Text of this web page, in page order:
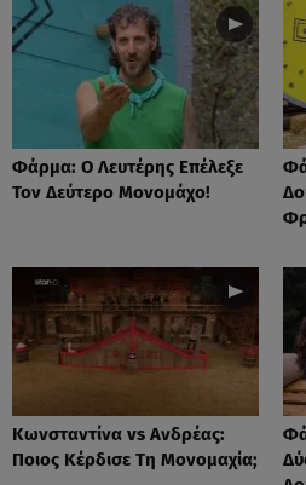
Φάρμα: Ο Λευτέρης Επέλεξε
Τον Δεύτερο Μονομάχο!
Κωνσταντίνα vs Ανδρέας:
Ποιος Κέρδισε Τη Μονομαχία;